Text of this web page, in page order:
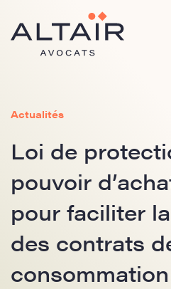
Actualités
Loi de
pouvoir
pour faciliter
des contrats
consommation